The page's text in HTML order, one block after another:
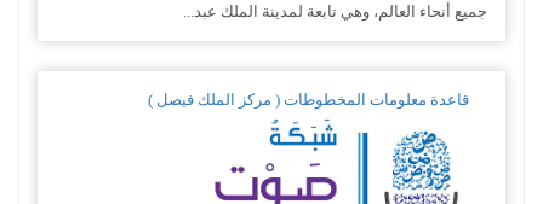
جميع أنحاء العالم، وهي تابعة لمدينة الملك عبد...
قاعدة معلومات المخطوطات ( مركز الملك فيصل )